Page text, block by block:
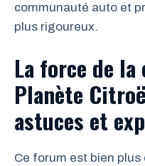
communauté auto et
plus rigoureux.
La force de
Planète
astuces et
Ce forum est bien plus